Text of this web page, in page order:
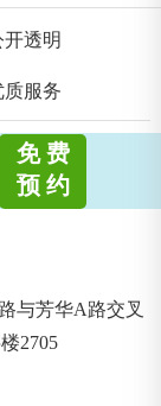
透明
质服务
免 费
预 约
与芳华A路交叉
2705